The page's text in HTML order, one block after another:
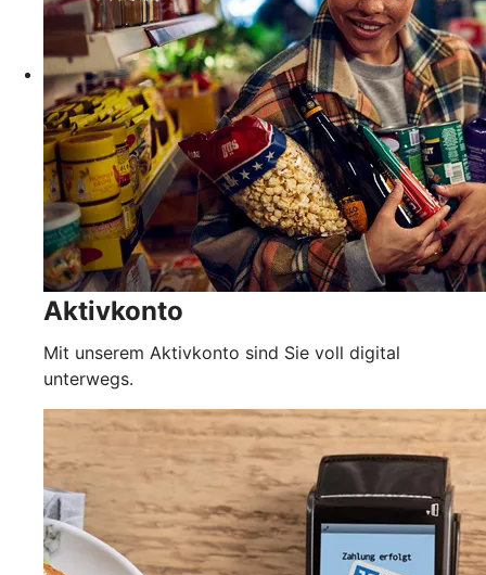
Aktivkonto
Mit unserem Aktivkonto sind Sie voll digital
unterwegs.